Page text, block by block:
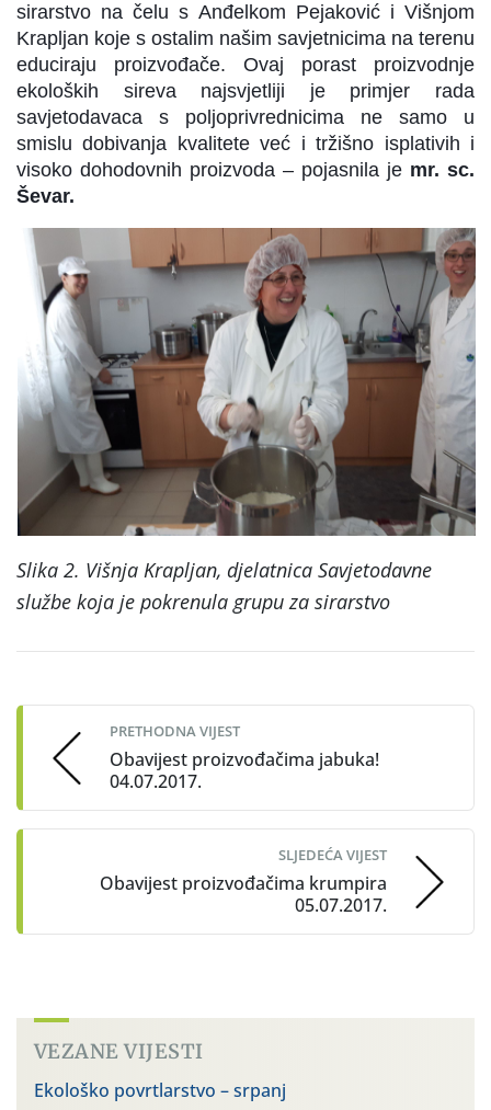
sirarstvo na čelu s Anđelkom Pejaković i Višnjom
Krapljan koje s ostalim našim savjetnicima na terenu
educiraju proizvođače. Ovaj porast proizvodnje
ekoloških sireva najsvjetliji je primjer rada
savjetodavaca s poljoprivrednicima ne samo u
smislu dobivanja kvalitete već i tržišno isplativih i
visoko dohodovnih proizvoda – pojasnila je mr. sc.
Ševar.
Slika 2. Višnja Krapljan, djelatnica Savjetodavne
službe koja je pokrenula grupu za sirarstvo
navigation
PRETHODNA VIJEST
Obavijest proizvođačima jabuka!
04.07.2017.
SLJEDEĆA VIJEST
Obavijest proizvođačima krumpira
05.07.2017.
VEZANE VIJESTI
Ekološko povrtlarstvo – srpanj